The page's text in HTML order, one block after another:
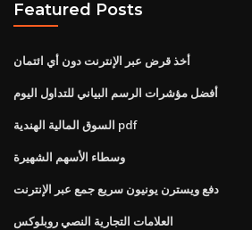
Featured Posts
أخذ قرض عبر الإنترنت دون أي ائتمان
أفضل مؤشرات الرسم البياني للتداول اليوم
السوق المالية الهندية pdf
وسطاء الأسهم الشهيرة
دفع ويسترن يونيون سريع جمع عبر الإنترنت
العلامات التجارية النصي روبلوكس